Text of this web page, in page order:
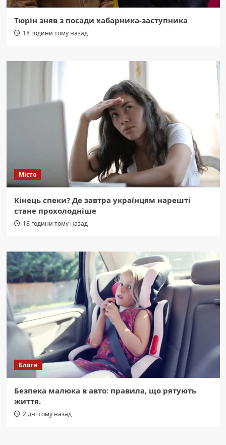
Тюрін зняв з посади хабарника-заступника
18 години тому назад
Місто
Кінець спеки? Де завтра українцям нарешті
стане прохолодніше
18 години тому назад
Блоги
Безпека малюка в авто: правила, що рятують
життя.
2 дні тому назад